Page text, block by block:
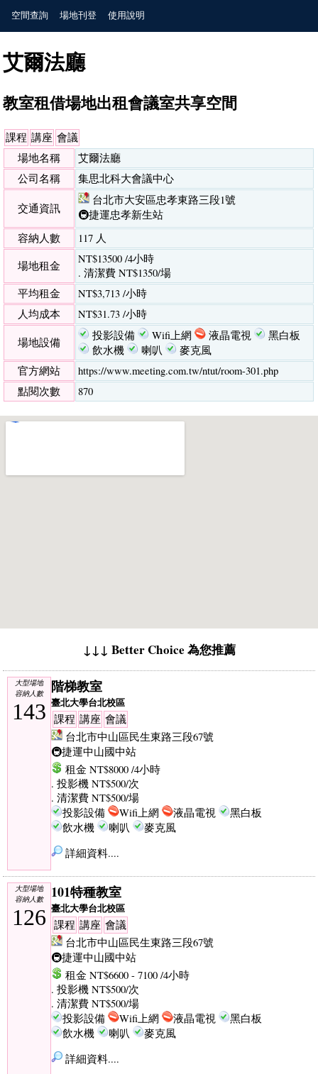
空間查詢 場地刊登 使用說明
艾爾法廳
教室租借場地出租會議室共享空間
課程 講座 會議
場地名稱
艾爾法廳
公司名稱
集思北科大會議中心
交通資訊
台北市大安區忠孝東路三段1號
🚇捷運忠孝新生站
容納人數
117 人
場地租金
NT$13500 /4小時
. 清潔費 NT$1350/場
平均租金
NT$3,713 /小時
人均成本
NT$31.73 /小時
場地設備
投影設備 Wifi上網 液晶電視
黑白板
飲水機
喇叭
麥克風
官方網站
https://www.meeting.com.tw/ntut/room-301.php
點閱次數
870
↓↓↓ Better Choice 為您推薦
大型場地
容納人數
143
階梯教室
臺北大學台北校區
課程 講座 會議
台北市中山區民生東路三段67號
🚇捷運中山國中站
租金 NT$8000 /4小時
. 投影機 NT$500/次
. 清潔費 NT$500/場
投影設備
Wifi上網 液晶電視
黑白板
飲水機
喇叭
麥克風
詳細資料....
大型場地
容納人數
126
101特種教室
臺北大學台北校區
課程 講座 會議
台北市中山區民生東路三段67號
🚇捷運中山國中站
租金 NT$6600 - 7100 /4小時
. 投影機 NT$500/次
. 清潔費 NT$500/場
投影設備
Wifi上網 液晶電視
黑白板
飲水機
喇叭
麥克風
詳細資料....